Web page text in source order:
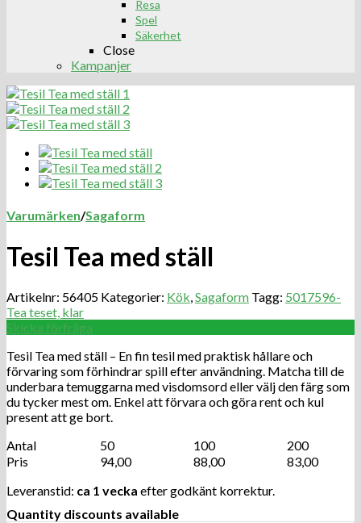
Resa
Spel
Säkerhet
Close
Kampanjer
Varumärken/Sagaform
Tesil Tea med ställ
Artikelnr: 56405 Kategorier: Kök,Sagaform Tagg: 5017596-
Tea teset, klar
Skicka förfråga
Tesil Tea med ställ – En fin tesil med praktisk hållare och
förvaring som förhindrar spill efter användning. Matcha till de
underbara temuggarna med visdomsord eller välj den färg som
du tycker mest om. Enkel att förvara och göra rent och kul
present att ge bort.
Antal
50 100
200
Pris
94,00 88,00
83,00
Leveranstid: ca 1 vecka efter godkänt korrektur.
Quantity discounts available